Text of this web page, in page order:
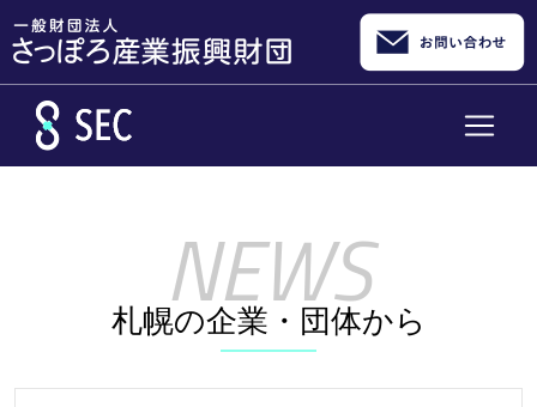
札幌の企業・団体から